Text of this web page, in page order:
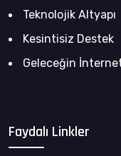
Teknolojik Altyapı
Kesintisiz Destek
Geleceğin
Faydalı Linkler